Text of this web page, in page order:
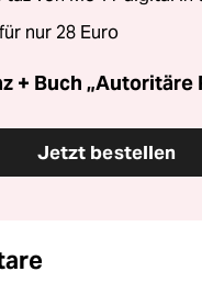
nur 28 Euro
+ Buch „Autoritäre
Jetzt bestellen